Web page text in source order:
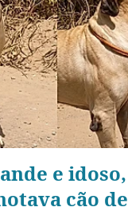
e idoso,
cão